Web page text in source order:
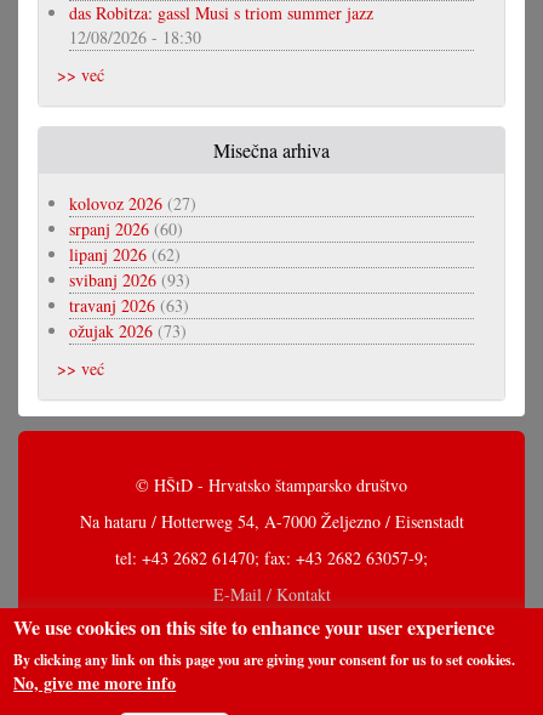
das Robitza: gassl Musi s triom summer jazz
12/08/2026 - 18:30
>> već
Misečna arhiva
kolovoz 2026 (27)
srpanj 2026 (60)
lipanj 2026 (62)
svibanj 2026 (93)
travanj 2026 (63)
ožujak 2026 (73)
>> već
© HŠtD - Hrvatsko štamparsko društvo
Na hataru / Hotterweg 54, A-7000 Željezno / Eisenstadt
tel: +43 2682 61470; fax: +43 2682 63057-9;
E-Mail / Kontakt
We use cookies on this site to enhance your user experience
By clicking any link on this page you are giving your consent for us to set cookies.
No, give me more info